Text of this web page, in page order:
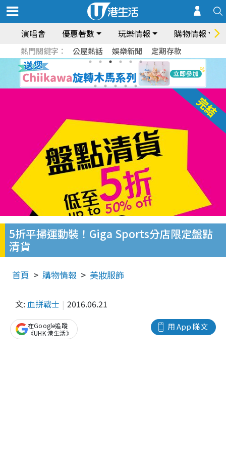
演唱會 優惠著數 玩樂情報 購物情報
熱門關鍵字： 公屋熱話 娛樂新聞 定期存款
5折平掃運動裝！Giga Sports分店限定盤點
清貨
首頁 購物情報 美妝服飾
文: 血拼戰士 2016.06.21
用 App 睇文
在Google追蹤
《UHK 港生活》